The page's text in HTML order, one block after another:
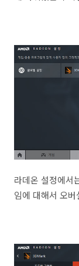
라데온 설정에서
임에 대해서 오